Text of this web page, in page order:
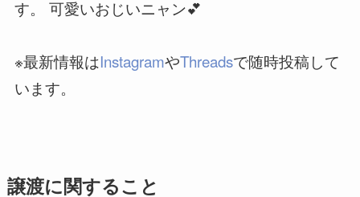
す。 可愛いおじいニャン💕
※最新情報はInstagramやThreadsで随時投稿して
います。
譲渡に関すること